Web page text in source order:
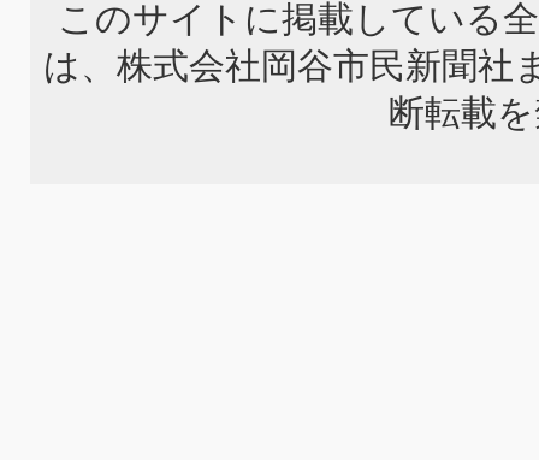
このサイトに掲載している
は、株式会社岡谷市民新聞社
断転載